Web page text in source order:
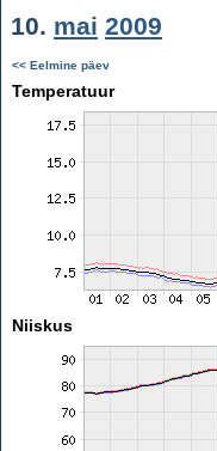
10. mai 2009
<< Eelmine päev
Temperatuur
Niiskus